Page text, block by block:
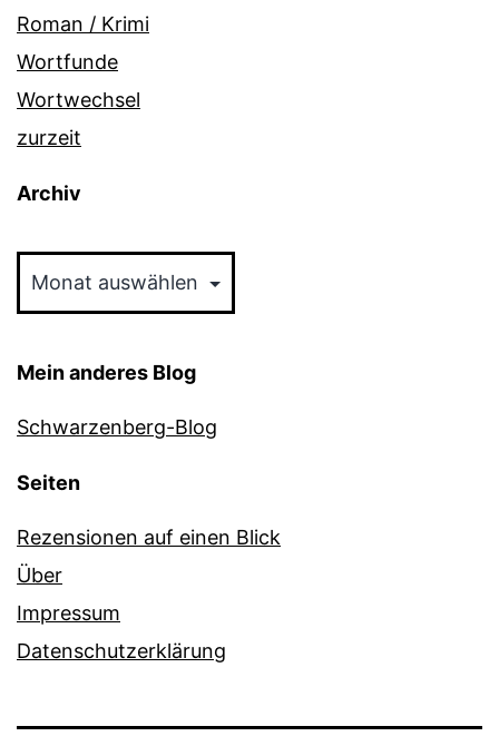
Roman / Krimi
Wortfunde
Wortwechsel
zurzeit
Archiv
Mein anderes Blog
Schwarzenberg-Blog
Seiten
Rezensionen auf einen Blick
Über
Impressum
Datenschutzerklärung